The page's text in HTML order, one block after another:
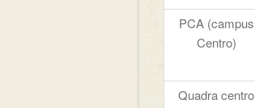
PCA (campus
Centro)
Quadra centro